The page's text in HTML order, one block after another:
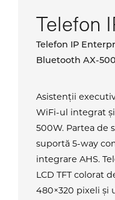
Telefon
Telefon IP
Bluetooth AX-
Asistenții
WiFi-ul integrat
500W. Partea de
suportă 5-way
integrare AHS.
LCD TFT colorat
480×320 pixeli și